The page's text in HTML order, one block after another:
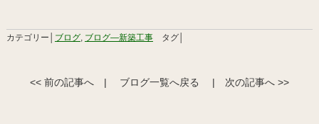
カテゴリー│ ブログ, ブログ―新築工事タグ│
<< 前の記事へ | ブログ一覧へ戻る | 次の記事へ >>